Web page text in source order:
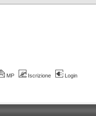
MP Iscrizione Login